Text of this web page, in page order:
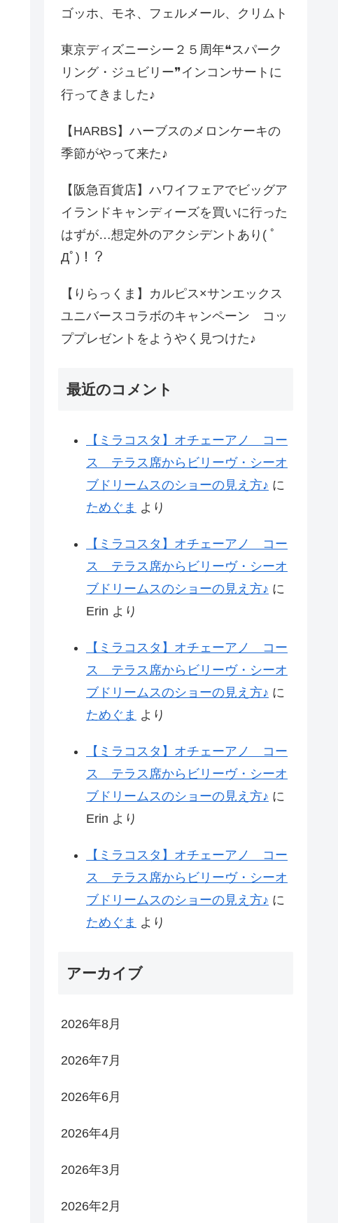
ゴッホ、モネ、フェルメール、クリムト
東京ディズニーシー２５周年❝スパーク
リング・ジュビリー❞インコンサートに
行ってきました♪
【HARBS】ハーブスのメロンケーキの
季節がやって来た♪
【阪急百貨店】ハワイフェアでビッグア
イランドキャンディーズを買いに行った
はずが…想定外のアクシデントあり( ﾟ
Дﾟ)！？
【りらっくま】カルピス×サンエックス
ユニバースコラボのキャンペーン コッ
ププレゼントをようやく見つけた♪
最近のコメント
【ミラコスタ】オチェーアノ コー
ス テラス席からビリーヴ・シーオ
ブドリームスのショーの見え方♪ に
ためぐま より
【ミラコスタ】オチェーアノ コー
ス テラス席からビリーヴ・シーオ
ブドリームスのショーの見え方♪ に
Erin より
【ミラコスタ】オチェーアノ コー
ス テラス席からビリーヴ・シーオ
ブドリームスのショーの見え方♪ に
ためぐま より
【ミラコスタ】オチェーアノ コー
ス テラス席からビリーヴ・シーオ
ブドリームスのショーの見え方♪ に
Erin より
【ミラコスタ】オチェーアノ コー
ス テラス席からビリーヴ・シーオ
ブドリームスのショーの見え方♪ に
ためぐま より
アーカイブ
2026年8月
2026年7月
2026年6月
2026年4月
2026年3月
2026年2月